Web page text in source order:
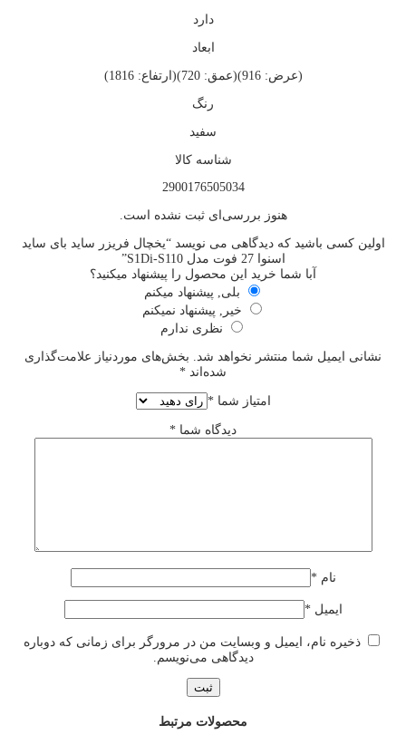
دارد
ابعاد
(عرض: 916)(عمق: 720)(ارتفاع: 1816)
رنگ
سفید
شناسه کالا
2900176505034
هنوز بررسی‌ای ثبت نشده است.
اولین کسی باشید که دیدگاهی می نویسد “یخچال فریزر ساید بای ساید
اسنوا 27 فوت مدل S1Di-S110”
آبا شما خرید این محصول را پیشنهاد میکنید؟
بلی, پیشنهاد میکنم
خیر, پیشنهاد نمیکنم
نظری ندارم
نشانی ایمیل شما منتشر نخواهد شد. بخش‌های موردنیاز علامت‌گذاری
شده‌اند *
امتیاز شما*
دیدگاه شما *
نام*
ایمیل*
ذخیره نام، ایمیل و وبسایت من در مرورگر برای زمانی که دوباره
دیدگاهی می‌نویسم.
محصولات مرتبط